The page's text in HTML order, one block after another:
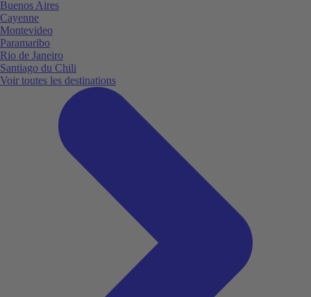
Buenos Aires
Cayenne
Montevideo
Paramaribo
Rio de Janeiro
Santiago du Chili
Voir toutes les destinations